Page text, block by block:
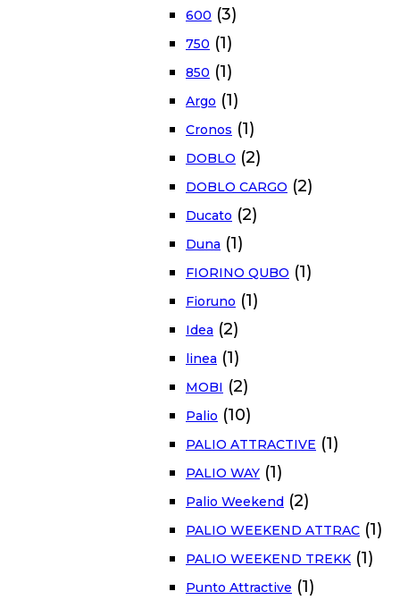
600 (3)
750 (1)
850 (1)
Argo (1)
Cronos (1)
DOBLO (2)
DOBLO CARGO (2)
Ducato (2)
Duna (1)
FIORINO QUBO (1)
Fioruno (1)
Idea (2)
linea (1)
MOBI (2)
Palio (10)
PALIO ATTRACTIVE (1)
PALIO WAY (1)
Palio Weekend (2)
PALIO WEEKEND ATTRAC (1)
PALIO WEEKEND TREKK (1)
Punto Attractive (1)